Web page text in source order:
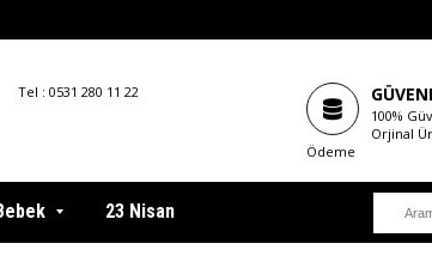
Tel : 0531 280 11 22
100%
Orjinal
Ödeme
23 Nisan